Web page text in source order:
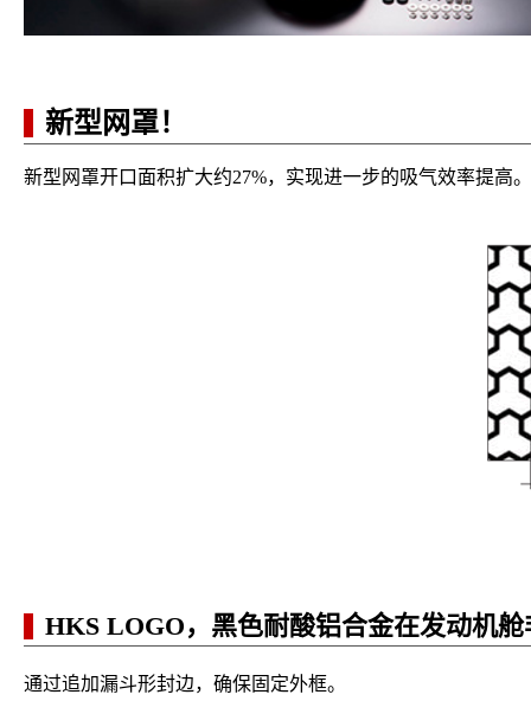
新型网罩！
新型网罩开口面积扩大约27%，实现进一步的吸气效率提高。
HKS LOGO，黑色耐酸铝合金在发动机
通过追加漏斗形封边，确保固定外框。